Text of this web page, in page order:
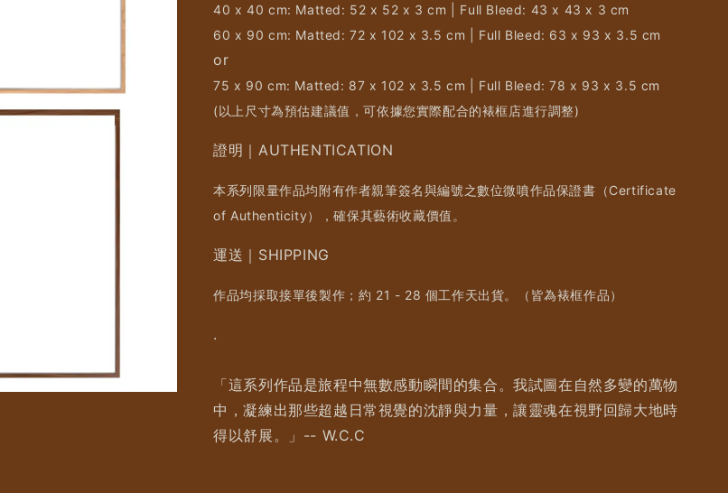
40 x 40 cm: Matted: 52 x 52 x 3 cm | Full Bleed: 43 x 43 x 3 cm
60 x 90 cm: Matted: 72 x 102 x 3.5 cm | Full Bleed: 63 x 93 x 3.5 cm
or
75 x 90 cm: Matted: 87 x 102 x 3.5 cm | Full Bleed: 78 x 93 x 3.5 cm
(以上尺寸為預估建議值，可依據您實際配合的裱框店進行調整)
證明｜AUTHENTICATION
本系列限量作品均附有作者親筆簽名與編號之數位微噴作品保證書（Certificate
of Authenticity），確保其藝術收藏價值。
運送｜SHIPPING
作品均採取接單後製作；約 21 - 28 個工作天出貨。（皆為裱框作品）
.
「這系列作品是旅程中無數感動瞬間的集合。我試圖在自然多變的萬物
中，凝練出那些超越日常視覺的沈靜與力量，讓靈魂在視野回歸大地時
得以舒展。」-- W.C.C